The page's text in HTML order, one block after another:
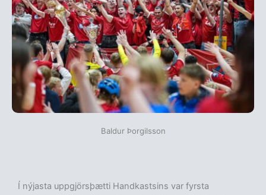
Baldur Þorgilsson
Í nýjasta uppgjörsþætti Handkastsins var fyrsta